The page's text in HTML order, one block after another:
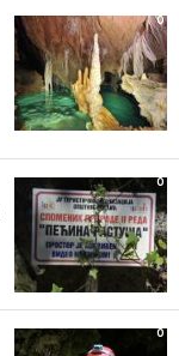
0
0
0